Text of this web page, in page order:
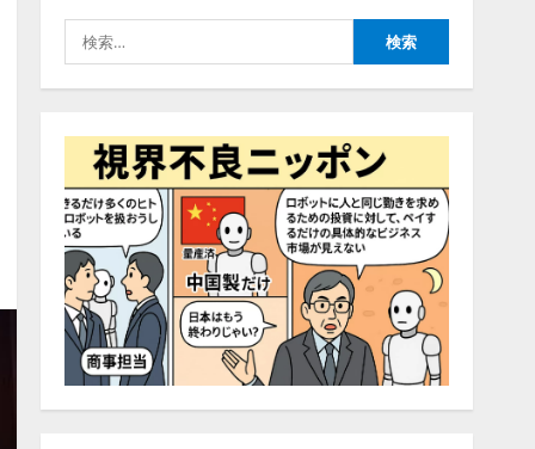
索:
2026/08/06/14:54:31
4
レアラ、『AIはどの法律事
務所を推薦するのか』につ
×5つのAIで実態調査を実施
2026/08/06/11:53:44
5
ZETAアライアンス、AIとIoT
の共創を推進する
「Agentic IoT Lab」を設立
2026/08/06/11:53:44
AI駆動開発の推進に向けて
「TinhVan Technologies